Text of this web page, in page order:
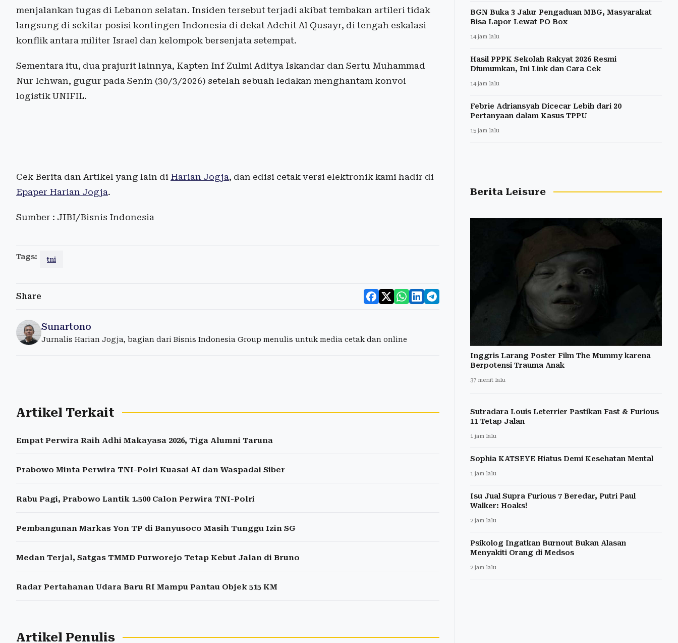
menjalankan tugas di Lebanon selatan. Insiden tersebut terjadi akibat tembakan artileri tidak
langsung di sekitar posisi kontingen Indonesia di dekat Adchit Al Qusayr, di tengah eskalasi
konflik antara militer Israel dan kelompok bersenjata setempat.
Sementara itu, dua prajurit lainnya, Kapten Inf Zulmi Aditya Iskandar dan Sertu Muhammad
Nur Ichwan, gugur pada Senin (30/3/2026) setelah sebuah ledakan menghantam konvoi
logistik UNIFIL.
Cek Berita dan Artikel yang lain di Harian Jogja, dan edisi cetak versi elektronik kami hadir di
Epaper Harian Jogja.
Sumber : JIBI/Bisnis Indonesia
Tags: tni
Share
Sunartono
Jurnalis Harian Jogja, bagian dari Bisnis Indonesia Group menulis untuk media cetak dan online
Artikel Terkait
Empat Perwira Raih Adhi Makayasa 2026, Tiga Alumni Taruna
Prabowo Minta Perwira TNI-Polri Kuasai AI dan Waspadai Siber
Rabu Pagi, Prabowo Lantik 1.500 Calon Perwira TNI-Polri
Pembangunan Markas Yon TP di Banyusoco Masih Tunggu Izin SG
Medan Terjal, Satgas TMMD Purworejo Tetap Kebut Jalan di Bruno
Radar Pertahanan Udara Baru RI Mampu Pantau Objek 515 KM
Artikel Penulis
BGN Buka 3 Jalur Pengaduan MBG, Masyarakat
Bisa Lapor Lewat PO Box
14 jam lalu
Hasil PPPK Sekolah Rakyat 2026 Resmi
Diumumkan, Ini Link dan Cara Cek
14 jam lalu
Febrie Adriansyah Dicecar Lebih dari 20
Pertanyaan dalam Kasus TPPU
15 jam lalu
Berita Leisure
Inggris Larang Poster Film The Mummy karena
Berpotensi Trauma Anak
37 menit lalu
Sutradara Louis Leterrier Pastikan Fast & Furious
11 Tetap Jalan
1 jam lalu
Sophia KATSEYE Hiatus Demi Kesehatan Mental
1 jam lalu
Isu Jual Supra Furious 7 Beredar, Putri Paul
Walker: Hoaks!
2 jam lalu
Psikolog Ingatkan Burnout Bukan Alasan
Menyakiti Orang di Medsos
2 jam lalu